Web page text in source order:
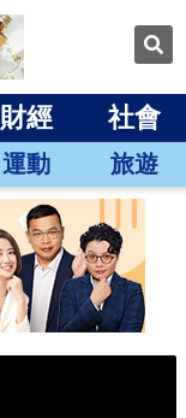
財經 社會
運動 旅遊